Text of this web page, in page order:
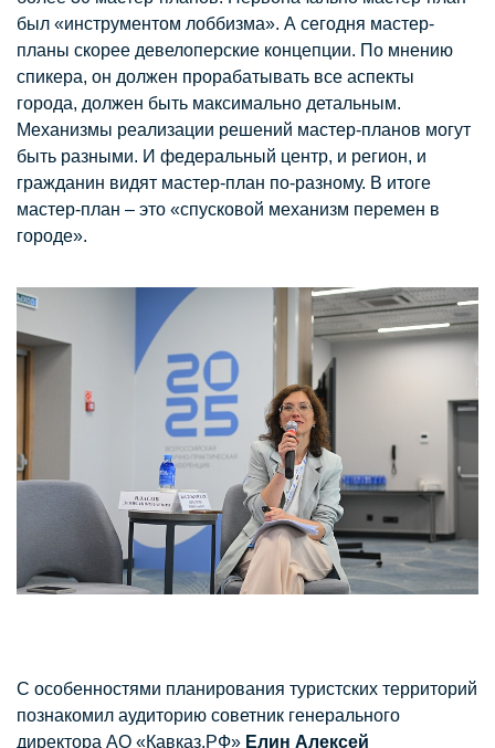
был «инструментом лоббизма». А сегодня мастер-
планы скорее девелоперские концепции. По мнению
спикера, он должен прорабатывать все аспекты
города, должен быть максимально детальным.
Механизмы реализации решений мастер-планов могут
быть разными. И федеральный центр, и регион, и
гражданин видят мастер-план по-разному. В итоге
мастер-план – это «спусковой механизм перемен в
городе».
С особенностями планирования туристских территорий
познакомил аудиторию советник генерального
директора АО «Кавказ.РФ» Елин Алексей